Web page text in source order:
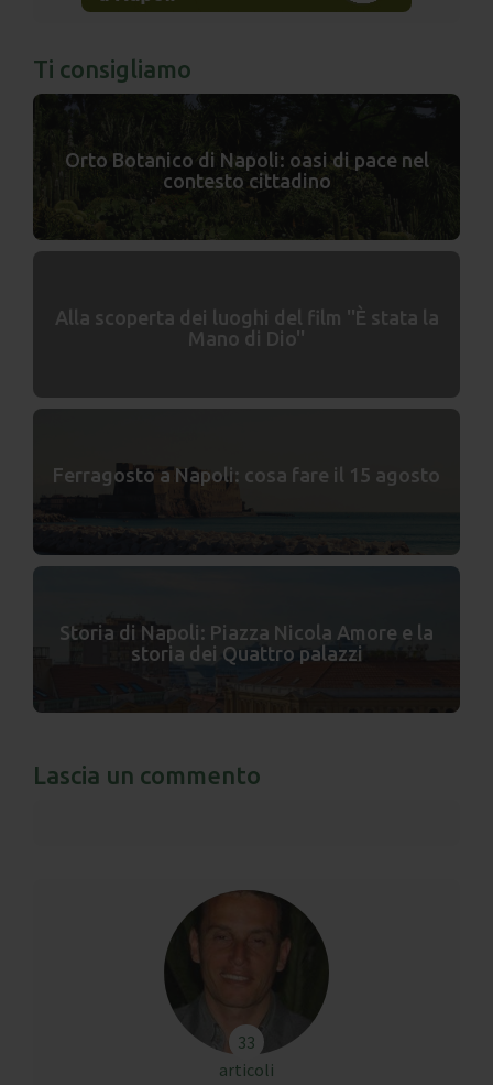
Ti consigliamo
Orto Botanico di Napoli: oasi di pace nel
contesto cittadino
Alla scoperta dei luoghi del film ''È stata la
Mano di Dio''
Ferragosto a Napoli: cosa fare il 15 agosto
Storia di Napoli: Piazza Nicola Amore e la
storia dei Quattro palazzi
Lascia un commento
33
articoli